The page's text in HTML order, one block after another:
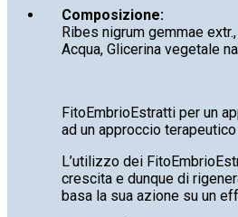
Composizione:
Ribes nigrum gemmae
Acqua, Glicerina vegetale
FitoEmbrioEstratti per un
ad un approccio
L’utilizzo dei
crescita e dunque di
basa la sua azione su un